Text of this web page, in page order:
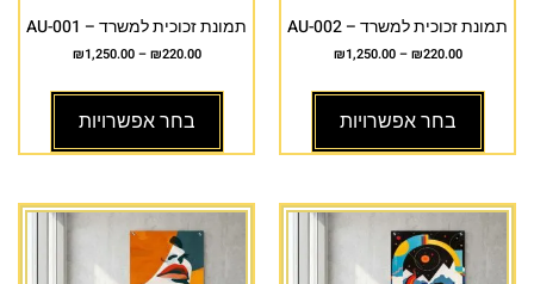
תמונת זכוכית למשרד – AU-002
₪220.00
–
₪1,250.00
בחר אפשרויות
תמונת זכוכית למשרד – AU-001
₪220.00
–
₪1,250.00
בחר אפשרויות